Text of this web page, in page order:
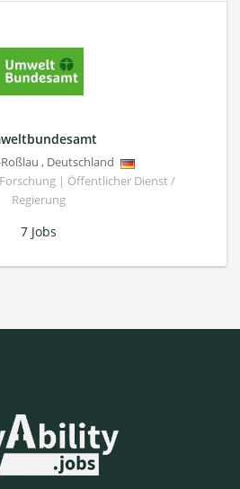
, Deutschland
| Öffentlicher Dienst /
Regierung
7 Jobs